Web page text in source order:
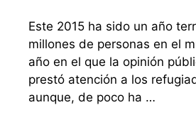
Este 2015 ha sido un año
millones de personas en el
año en el que la opinión
prestó atención a los
aunque, de poco ha …